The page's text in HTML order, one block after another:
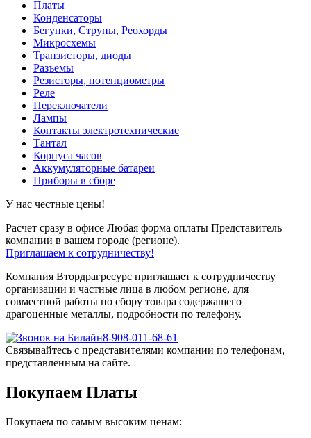
Платы
Конденсаторы
Бегунки, Струны, Реохорды
Микросхемы
Транзисторы, диоды
Разъемы
Резисторы, потенциометры
Реле
Переключатели
Лампы
Контакты электротехнические
Тантал
Корпуса часов
Аккумуляторные батареи
Приборы в сборе
У нас честные цены!
Расчет сразу в офисе Любая форма оплаты Представитель
компании в вашем городе (регионе).
Приглашаем к сотрудничеству!
Компания Втордрагресурс приглашает к сотрудничеству
организации и частные лица в любом регионе, для
совместной работы по сбору товара содержащего
драгоценные металлы, подробности по телефону.
8-908-011-68-61
Связывайтесь с представителями компании по телефонам,
представленным на сайте.
Покупаем Платы
Покупаем по самым высоким ценам: